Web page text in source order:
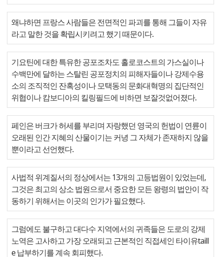
왜냐하면 프랑스 사람들은 전면적인 파괴를 통해 그들이 자유
라고 말한 것을 확립시키려고 했기 때문이다.
기요틴에 대한 특유한 공포조차도 홀로코스트의 가스실이나
수백만에 달하는 스탈린 공포정치의 피해자들이나 강제수용
소의 조직적인 잔혹성이나 모택동의 문화대혁명의 집단적인
위협이나 캄보디아의 킬링필드에 비하면 보잘것없어졌다.
페인은 버크가 허세를 부리며 자랑했던 영국의 헌법이 연륜이
오래된 인간 지혜의 산물이기는 커녕 그 자체가 존재하지 않을
뿐이라고 선언했다.
사법적 위계질서의 정상에서는 13개의 고등법원이 있었는데,
그것은 최고의 상소 법원으로서 중요한 모든 왕령의 법안이 작
동하기 위해서는 이곳의 인가가 필요했다.
그럼에도 불구하고 대다수 지역에서의 귀족들은 도로의 강제
노역은 고사하고 가장 오래되고 근본적인 직접세인 타이유taill
e 납부하기를 계속 회피했다.